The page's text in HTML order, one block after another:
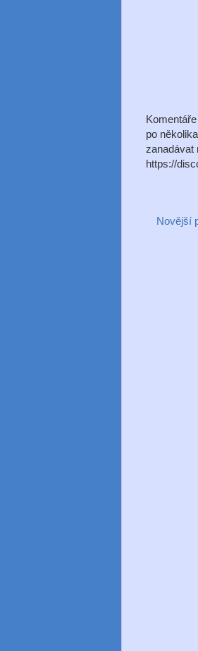
po
zanadávat
https://
Novější